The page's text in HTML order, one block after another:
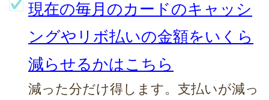
現在の毎月のカードのキャッシ
ングやリボ払いの金額をいくら
減らせるかはこちら
減った分だけ得します。支払いが減っ